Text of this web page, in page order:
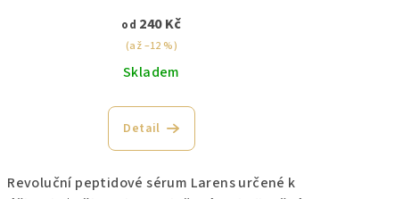
od 240 Kč
(až –12 %)
Skladem
Detail
Revoluční peptidové sérum Larens určené k